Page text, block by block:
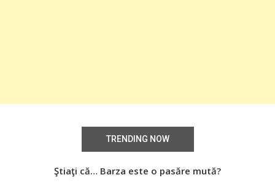
TRENDING NOW
Ştiaţi că… Barza este o pasăre mută?
Știați că… Roşiile îsi păstrează substanţele benefice